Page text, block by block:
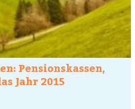
Pensionskassen,
Jahr 2015